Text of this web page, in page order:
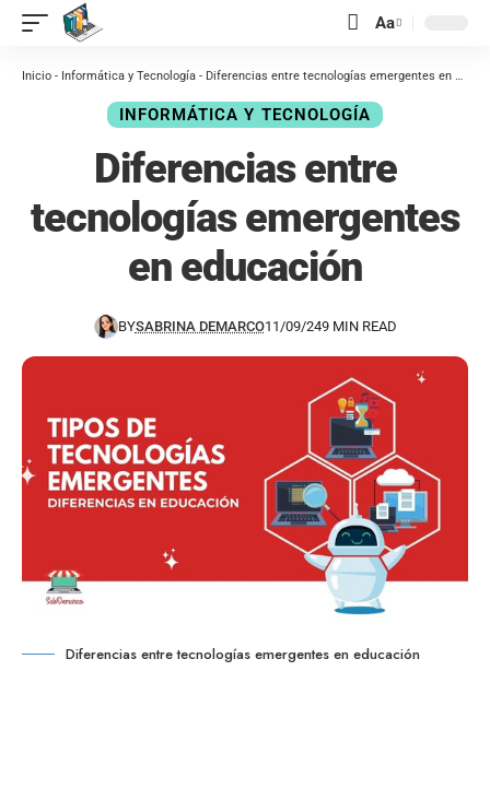
contenido Aa
Inicio - Informática y Tecnología - Diferencias entre tecnologías emergentes en educación
INFORMÁTICA Y TECNOLOGÍA
Diferencias entre
tecnologías emergentes
en educación
BYSABRINA DEMARCO11/09/249 MIN READ
Diferencias entre tecnologías emergentes en educación